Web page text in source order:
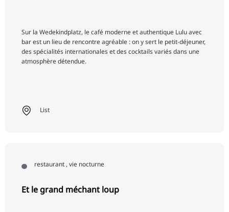
Sur la Wedekindplatz, le café moderne et authentique Lulu avec
bar est un lieu de rencontre agréable : on y sert le petit-déjeuner,
des spécialités internationales et des cocktails variés dans une
atmosphère détendue.
List
restaurant , vie nocturne
Et le grand méchant loup